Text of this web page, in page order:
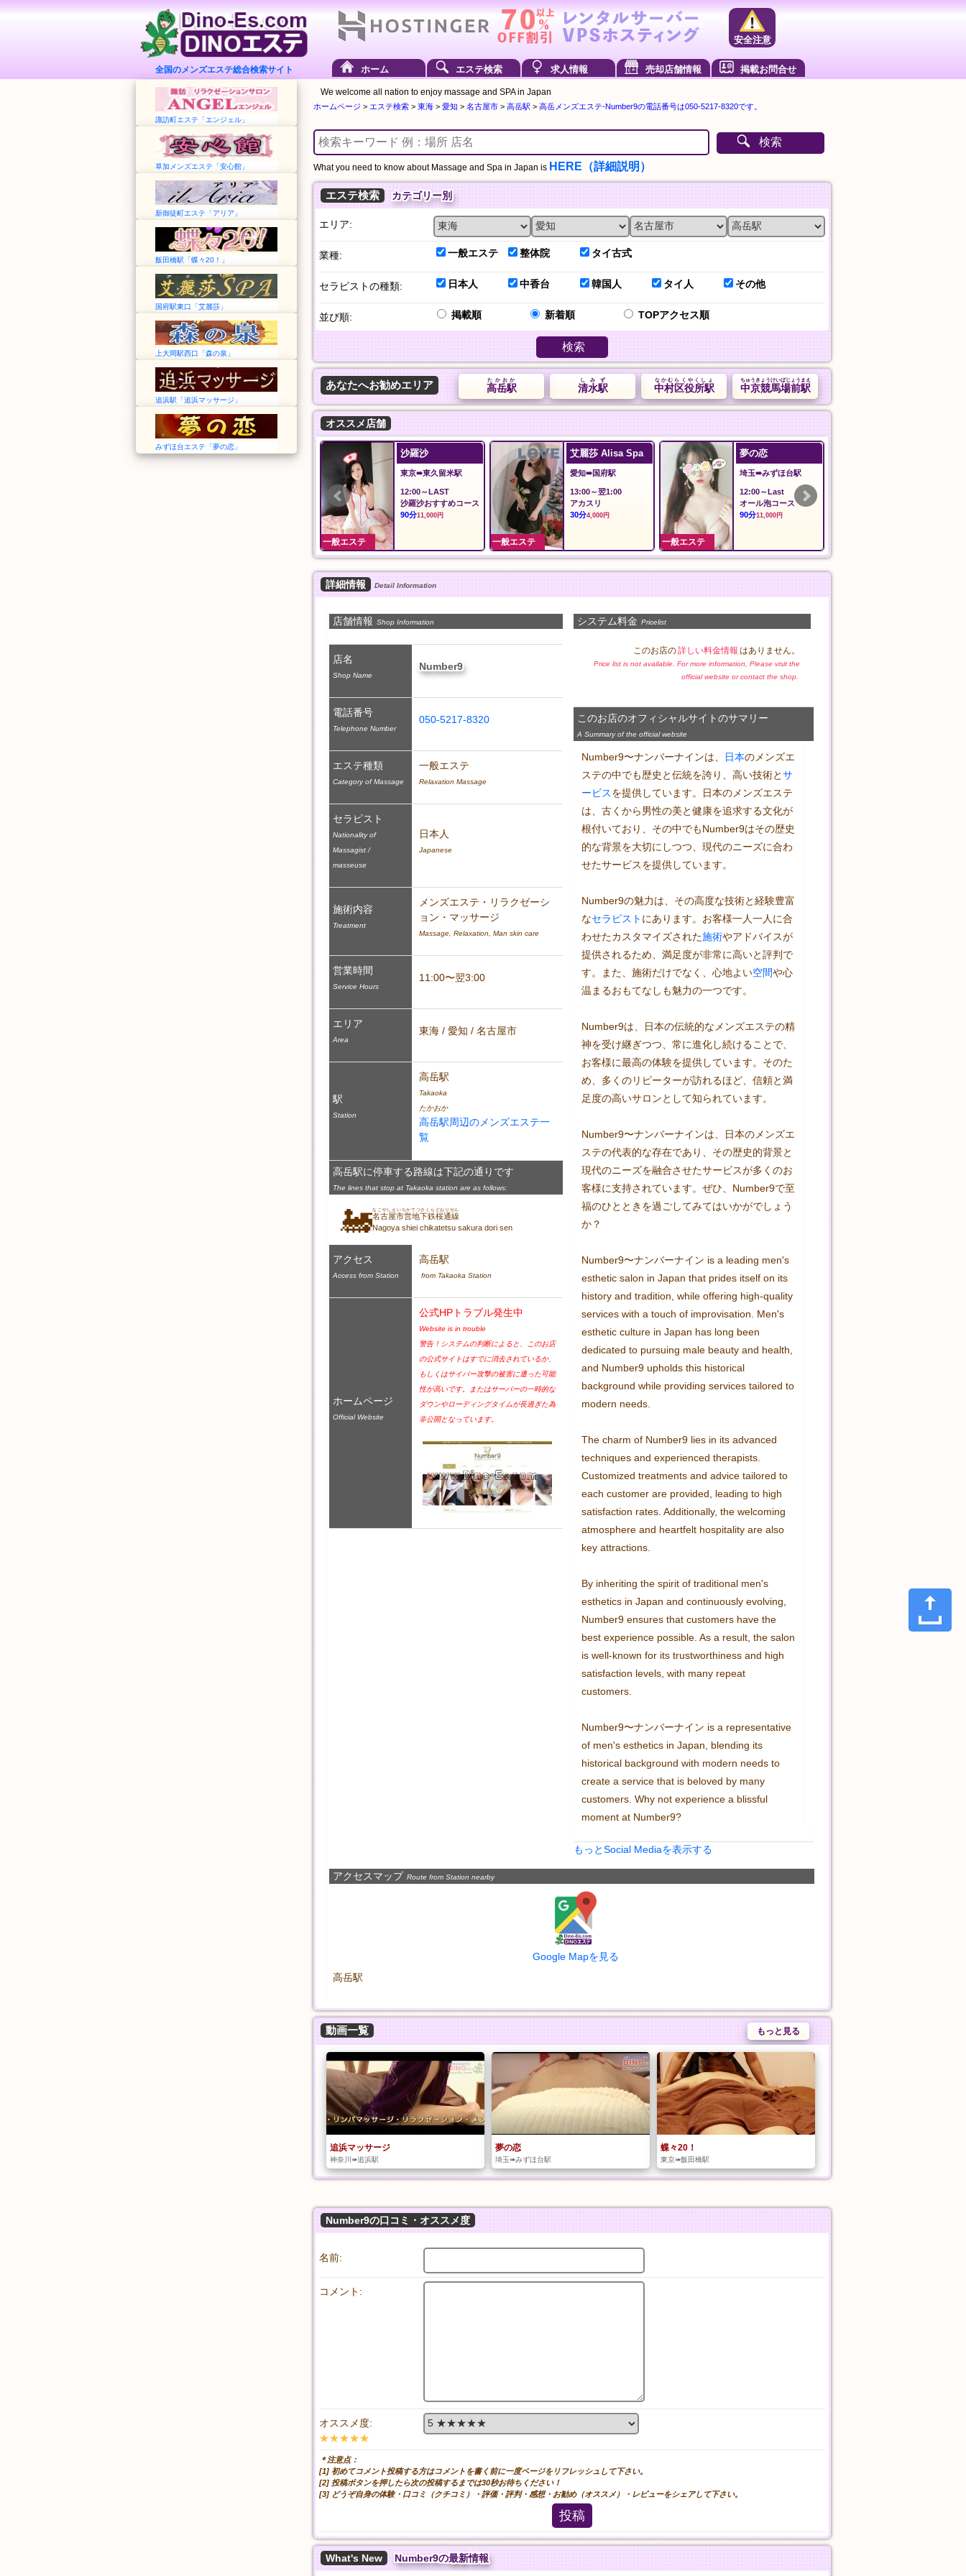
全国のメンズエステ総合検索サイト
安全注意
ホーム エステ検索 求人情報 売却店舗情報 掲載お問合せ
諏訪町エステ「エンジェル」
草加メンズエステ「安心館」
新御徒町エステ「アリア」
飯田橋駅「蝶々20！」
国府駅東口「艾麗莎」
上大岡駅西口「森の泉」
追浜駅「追浜マッサージ」
みずほ台エステ「夢の恋」
We welcome all nation to enjoy massage and SPA in Japan
ホームページ > エステ検索 > 東海 > 愛知 > 名古屋市 > 高岳駅 > 高岳メンズエステ-Number9の電話番号は050-5217-8320です。
検索
What you need to know about Massage and Spa in Japan is HERE（詳細説明）
エステ検索 カテゴリー別
エリア:
業種: 一般エステ 整体院 タイ古式
セラピストの種類: 日本人 中香台 韓国人 タイ人 その他
並び順: 掲載順 新着順 TOPアクセス順
検索
あなたへお勧めエリア 中京競馬場前駅
ちゅうきょうけいばじょうまえ
中村区役所駅
なかむらくやくしょ
清水駅
しみず
高岳駅
たかおか
オススメ店舗
夢の恋
一般エステ
ilAria アリア
東京➠新御徒町駅
12:00〜LAST
料金
60分8,000円
一般エステ
安心館
埼玉➠草加駅
12:00〜翌5:00
おすすめコース
90分10,000円
一般エステ
Angel エンジェル
愛知➠諏訪町駅
11:00〜翌02:00
料金
30分5,000円
詳細情報 Detail Information
システム料金 Pricelist
このお店の詳しい料金情報 はありません。
Price list is not available. For more information, Please visit the
official website or contact the shop.
このお店のオフィシャルサイトのサマリー
A Summary of the official website
Number9〜ナンバーナインは、 日本のメンズエ
ステの中でも歴史と伝統を誇り、高い技術とサ
ービスを提供しています。日本のメンズエステ
は、古くから男性の美と健康を追求する文化が
根付いており、その中でもNumber9はその歴史
的な背景を大切にしつつ、現代のニーズに合わ
せたサービスを提供しています。
Number9の魅力は、その高度な技術と経験豊富
なセラピスト にあります。お客様一人一人に合
わせたカスタマイズされた施術やアドバイスが
提供されるため、満足度が非常に高いと評判で
す。また、施術だけでなく、心地よい空間や心
温まるおもてなしも魅力の一つです。
Number9は、日本の伝統的なメンズエステの精
神を受け継ぎつつ、常に進化し続けることで、
お客様に最高の体験を提供しています。そのた
め、多くのリピーターが訪れるほど、信頼と満
足度の高いサロンとして知られています。
Number9〜ナンバーナインは、日本のメンズエ
ステの代表的な存在であり、その歴史的背景と
現代のニーズを融合させたサービスが多くのお
客様に支持されています。ぜひ、Number9で至
福のひとときを過ごしてみてはいかがでしょう
か？
Number9〜ナンバーナイン is a leading men's
esthetic salon in Japan that prides itself on its
history and tradition, while offering high-quality
services with a touch of improvisation. Men's
esthetic culture in Japan has long been
dedicated to pursuing male beauty and health,
and Number9 upholds this historical
background while providing services tailored to
modern needs.
The charm of Number9 lies in its advanced
techniques and experienced therapists.
Customized treatments and advice tailored to
each customer are provided, leading to high
satisfaction rates. Additionally, the welcoming
atmosphere and heartfelt hospitality are also
key attractions.
By inheriting the spirit of traditional men's
esthetics in Japan and continuously evolving,
Number9 ensures that customers have the
best experience possible. As a result, the salon
is well-known for its trustworthiness and high
satisfaction levels, with many repeat
customers.
Number9〜ナンバーナイン is a representative
of men's esthetics in Japan, blending its
historical background with modern needs to
create a service that is beloved by many
customers. Why not experience a blissful
moment at Number9?
もっとSocial Mediaを表示する
店舗情報 Shop Information
店名
Shop Name
Number9
電話番号
Telephone Number
050-5217-8320
エステ種類
Category of Massage
一般エステ
Relaxation Massage
セラピスト
Nationality of
Massagist /
masseuse
日本人
Japanese
施術内容
Treatment
メンズエステ・リラクゼーシ
ョン・マッサージ
Massage, Relaxation, Man skin care
営業時間
Service Hours
11:00〜翌3:00
エリア
Area
東海 / 愛知 / 名古屋市
駅
Station
高岳駅
Takaoka
たかおか
高岳駅周辺のメンズエステ一
覧
高岳駅に停車する路線は下記の通りです
The lines that stop at Takaoka station are as follows:
🚂名古屋市営地下鉄桜通線
なごやしえいちかてつさくらどおりせん
Nagoya shiei chikatetsu sakura dori sen
アクセス
Access from Station
高岳駅
from Takaoka Station
ホームページ
Official Website
公式HPトラブル発生中
Website is in trouble
警告！システムの判断によると、このお店
の公式サイトはすでに消去されているか、
もしくはサイバー攻撃の被害に遭った可能
性が高いです。またはサーバーの一時的な
ダウンやローディングタイムが長過ぎた為
非公開となっています。
アクセスマップ Route from Station nearby
Google Mapを見る
高岳駅
動画一覧 もっと見る
追浜マッサージ
神奈川➠追浜駅
夢の恋
埼玉➠みずほ台駅
蝶々20！
東京➠飯田橋駅
Number9の口コミ・オススメ度
名前:
コメント:
オススメ度:
★★★★★
＊注意点：
[1] 初めてコメント投稿する方はコメントを書く前に一度ページをリフレッシュして下さい。
[2] 投稿ボタンを押したら次の投稿するまでは30秒お待ちください！
[3] どうぞ自身の体験・口コミ（クチコミ）・評価・評判・感想・お勧め（オススメ）・レビューをシェアして下さい。
投稿
What's New Number9の最新情報